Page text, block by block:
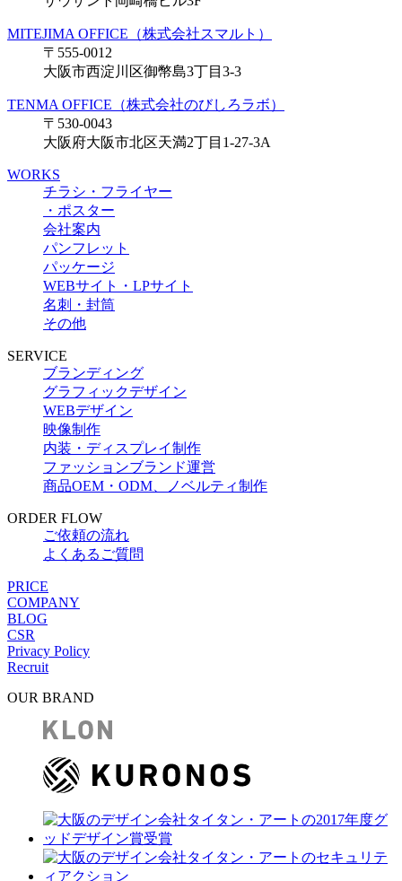
MITEJIMA OFFICE（株式会社スマルト）
〒555-0012
大阪市西淀川区御幣島3丁目3-3
TENMA OFFICE（株式会社のびしろラボ）
〒530-0043
大阪府大阪市北区天満2丁目1-27-3A
WORKS
チラシ・フライヤー
・ポスター
会社案内
パンフレット
パッケージ
WEBサイト・LPサイト
名刺・封筒
その他
SERVICE
ブランディング
グラフィックデザイン
WEBデザイン
映像制作
内装・ディスプレイ制作
ファッションブランド運営
商品OEM・ODM、ノベルティ制作
ORDER FLOW
ご依頼の流れ
よくあるご質問
PRICE
COMPANY
BLOG
CSR
Privacy Policy
Recruit
OUR BRAND